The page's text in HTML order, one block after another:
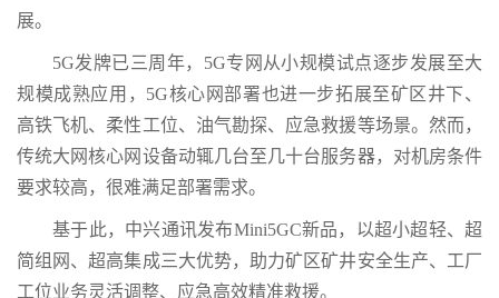
展。
5G发牌已三周年，5G专网从小规模试点逐步发展至大
规模成熟应用，5G核心网部署也进一步拓展至矿区井下、
高铁飞机、柔性工位、油气勘探、应急救援等场景。然而，
传统大网核心网设备动辄几台至几十台服务器，对机房条件
要求较高，很难满足部署需求。
基于此，中兴通讯发布Mini5GC新品，以超小超轻、超
简组网、超高集成三大优势，助力矿区矿井安全生产、工厂
工位业务灵活调整、应急高效精准救援。